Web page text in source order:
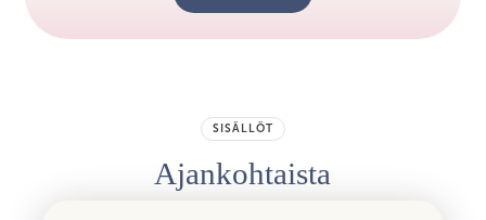
SISÄLLÖT
Ajankohtaista